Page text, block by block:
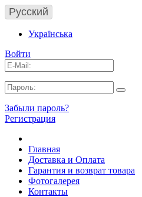
Русский
Українська
Войти
Забыли пароль?
Регистрация
Главная
Доставка и Оплата
Гарантия и возврат товара
Фотогалерея
Контакты